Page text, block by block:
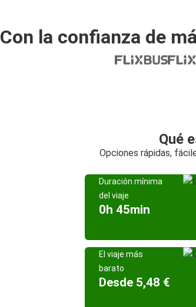
Con la confianza de
Qué
Opciones rápidas,
Duración mínima
del viaje
0h 45min
El viaje más
barato
Desde 5,48 €